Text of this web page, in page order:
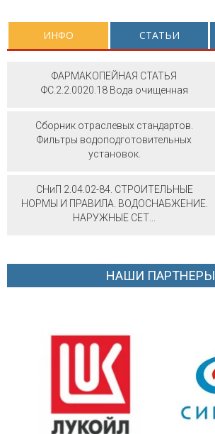
ИНФО СТАТЬИ
ФАРМАКОПЕЙНАЯ СТАТЬЯ
ФС.2.2.0020.18 Вода очищенная
Сборник отраслевых стандартов.
Фильтры водоподготовительных
установок.
СНиП 2.04.02-84. СТРОИТЕЛЬНЫЕ
НОРМЫ И ПРАВИЛА. ВОДОСНАБЖЕНИЕ.
НАРУЖНЫЕ СЕТ...
НАШИ ПАРТНЕРЫ